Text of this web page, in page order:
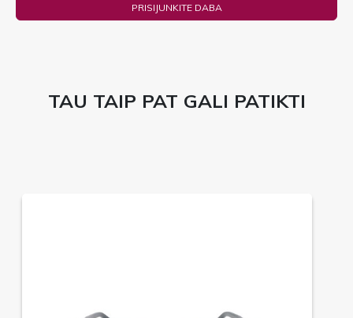
PRISIJUNKITE DABA
TAU TAIP PAT GALI PATIKTI